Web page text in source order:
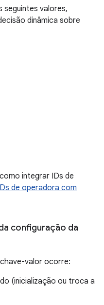
seguintes valores,
dinâmica sobre
integrar IDs de
de operadora com
configuração da
valor ocorre:
(inicialização ou troca a